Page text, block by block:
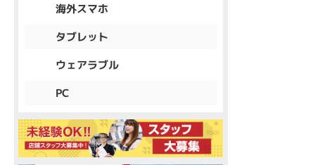
海外スマホ
タブレット
ウェアラブル
PC